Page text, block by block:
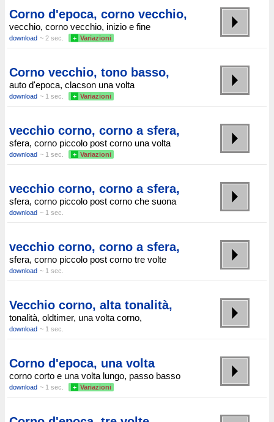
Corno d'epoca, corno vecchio,
vecchio, corno vecchio, inizio e fine
download ~ 2 sec. + Variazioni
Corno vecchio, tono basso,
auto d'epoca, clacson una volta
download ~ 1 sec. + Variazioni
vecchio corno, corno a sfera,
sfera, corno piccolo post corno una volta
download ~ 1 sec. + Variazioni
vecchio corno, corno a sfera,
sfera, corno piccolo post corno che suona
download ~ 1 sec.
vecchio corno, corno a sfera,
sfera, corno piccolo post corno tre volte
download ~ 1 sec.
Vecchio corno, alta tonalità,
tonalità, oldtimer, una volta corno,
download ~ 1 sec.
Corno d'epoca, una volta
corno corto e una volta lungo, passo basso
download ~ 1 sec. + Variazioni